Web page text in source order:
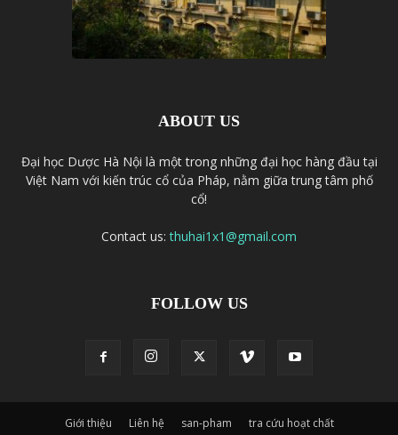
ABOUT US
Đại học Dược Hà Nội là một trong những đại học hàng đầu tại
Việt Nam với kiến trúc cổ của Pháp, nằm giữa trung tâm phố
cổ!
Contact us:thuhai1x1@gmail.com
FOLLOW US
Giới thiệu Liên hệ san-pham tra cứu hoạt chất